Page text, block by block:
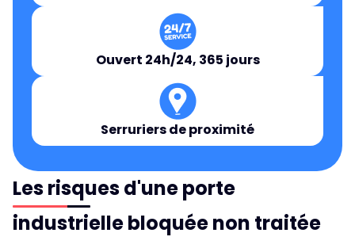
Ouvert 24h/24, 365 jours
Serruriers de proximité
Les risques d'une porte
industrielle bloquée non traitée